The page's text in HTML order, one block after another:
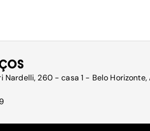
Nardelli, 260 - casa 1 - Belo